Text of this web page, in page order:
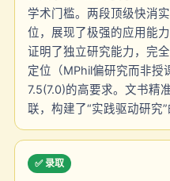
学术门槛。两段顶级快消
位，展现了极强的应用能
证明了独立研究能力，完
定位（MPhil偏研究而非授
7.5(7.0)的高要求。文书精
联，构建了“实践驱动研究”
✅ 录取